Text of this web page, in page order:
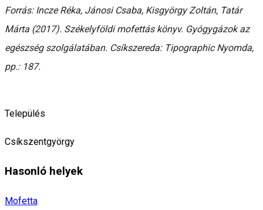
Forrás: Incze Réka, Jánosi Csaba, Kisgyörgy Zoltán, Tatár
Márta (2017). Székelyföldi mofettás könyv. Gyógygázok az
egészség szolgálatában. Csíkszereda: Tipographic Nyomda,
pp.: 187.
Település
Csíkszentgyörgy
Hasonló helyek
Mofetta